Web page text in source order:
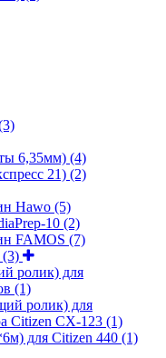
6,35мм) (4)
21) (2)
Hawo (5)
10 (2)
FAMOS (7)
(3)
ролик) для
(1)
ролик) для
Citizen CX-123 (1)
для Citizen 440 (1)